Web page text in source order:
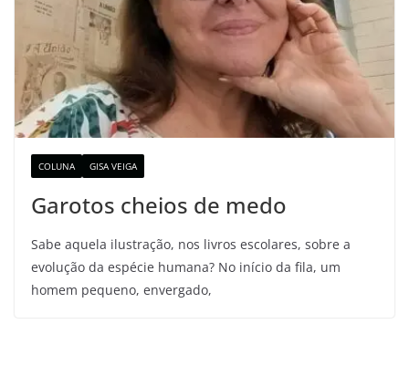
COLUNA GISA VEIGA
Garotos cheios de medo
Sabe aquela ilustração, nos livros escolares, sobre a
evolução da espécie humana? No início da fila, um
homem pequeno, envergado,